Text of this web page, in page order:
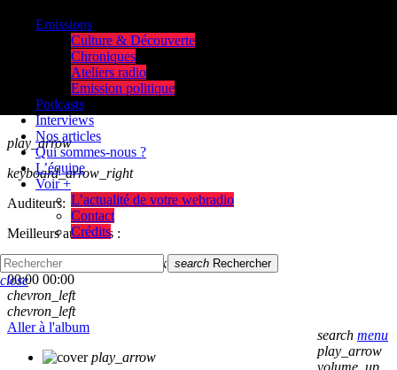
play_arrow
keyboard_arrow_right
Auditeurs:
Meilleurs auditeurs :
skip_previous
skip_next
00:00 00:00
chevron_left
chevron_left
Aller à l'album
play_arrow
Emissions
Culture & Découverte
Chroniques
Ateliers radio
Emission politique
Podcasts
Interviews
Nos articles
Qui sommes-nous ?
L’équipe
Voir +
L’actualité de votre webradio
Contact
Crédits
search menu
play_arrow
volume_up
search Rechercher
close